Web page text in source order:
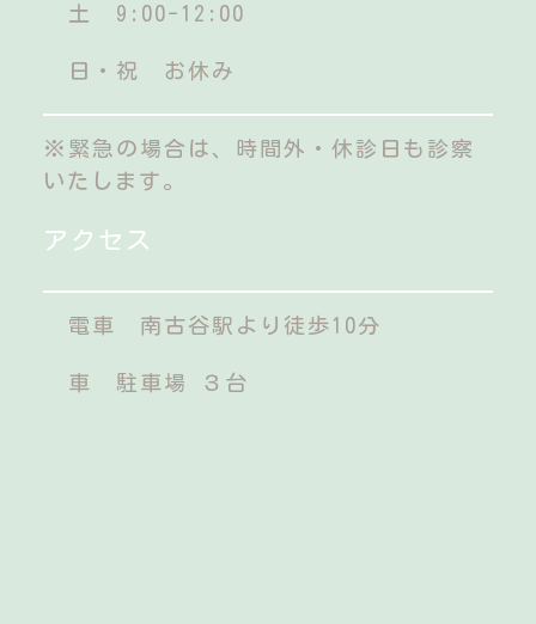
土 9:00-12:00
日・祝 お休み
※緊急の場合は、時間外・休診日も診察
いたします。
アクセス
電車 南古谷駅より徒歩10分
車 駐車場 ３台